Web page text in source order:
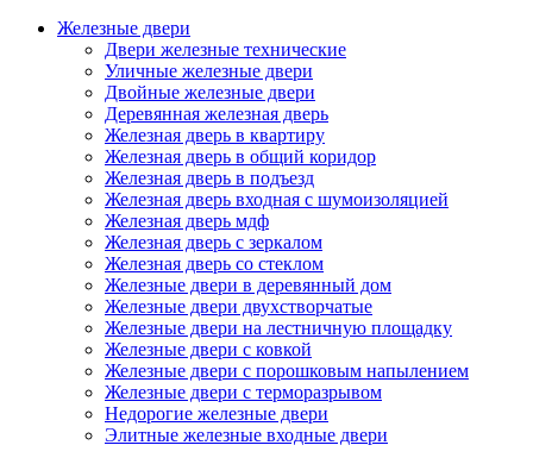
Железные двери
Двери железные технические
Уличные железные двери
Двойные железные двери
Деревянная железная дверь
Железная дверь в квартиру
Железная дверь в общий коридор
Железная дверь в подъезд
Железная дверь входная с шумоизоляцией
Железная дверь мдф
Железная дверь с зеркалом
Железная дверь со стеклом
Железные двери в деревянный дом
Железные двери двухстворчатые
Железные двери на лестничную площадку
Железные двери с ковкой
Железные двери с порошковым напылением
Железные двери с терморазрывом
Недорогие железные двери
Элитные железные входные двери